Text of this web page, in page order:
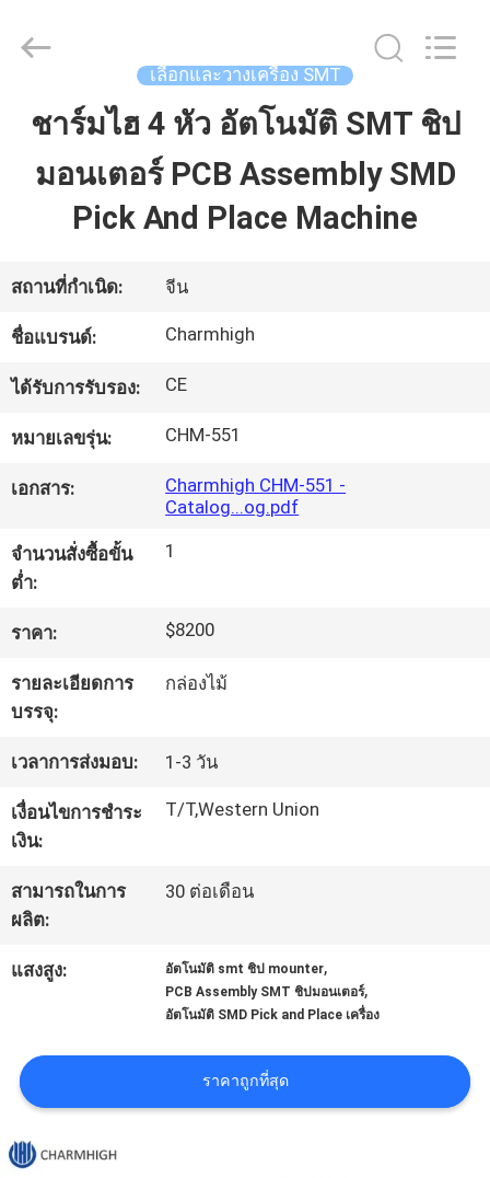
บ้าน
สินค้า
วิดีโอ
เกี่ยว
กับ
เรา
ทัวร์
การ
คุณภาพ
ติดต่อ
เรา
SHOPPING
ON
LINE
2026
CHARMHIGH
Rights
Reserved.
เลือกและวางเครื่อง SMT
ชาร์มไฮ 4 หัว อัตโนมัติ SMT ชิป
มอนเตอร์ PCB Assembly SMD
Pick And Place Machine
สถานที่กำเนิด: จีน
ชื่อแบรนด์: Charmhigh
ได้รับการรับรอง: CE
หมายเลขรุ่น: CHM-551
เอกสาร:
Charmhigh CHM-551 -
Catalog...og.pdf
จำนวนสั่งซื้อขั้น
ต่ำ:
1
ราคา: $8200
รายละเอียดการ
บรรจุ:
กล่องไม้
เวลาการส่งมอบ: 1-3 วัน
เงื่อนไขการชำระ
เงิน:
T/T,Western Union
สามารถในการ
ผลิต:
30 ต่อเดือน
แสงสูง: อัตโนมัติ smt ชิป mounter,
PCB Assembly SMT ชิปมอนเตอร์,
อัตโนมัติ SMD Pick and Place เครื่อง
ราคาถูกที่สุด